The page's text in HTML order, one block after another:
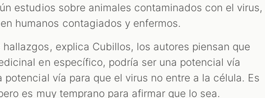
estudios sobre animales contaminados con el virus,
humanos contagiados y enfermos.
hallazgos, explica Cubillos, los autores piensan que
en específico, podría ser una potencial vía
potencial vía para que el virus no entre a la célula. Es
es muy temprano para afirmar que lo sea.